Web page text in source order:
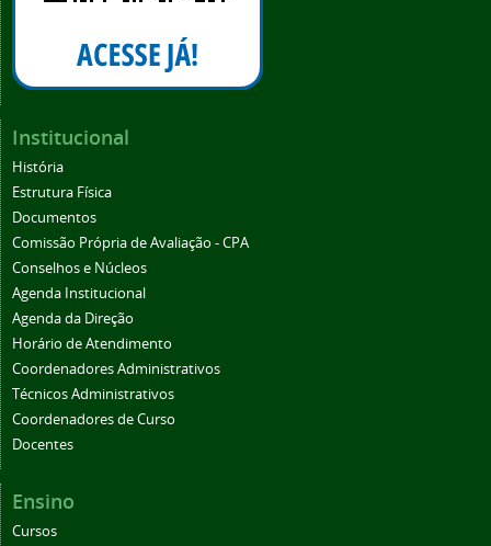
Institucional
História
Estrutura Física
Documentos
Comissão Própria de Avaliação - CPA
Conselhos e Núcleos
Agenda Institucional
Agenda da Direção
Horário de Atendimento
Coordenadores Administrativos
Técnicos Administrativos
Coordenadores de Curso
Docentes
Ensino
Cursos